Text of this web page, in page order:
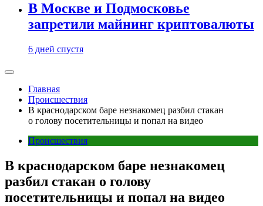
В Москве и Подмосковье
запретили майнинг криптовалюты
6 дней спустя
Главная
Происшествия
В краснодарском баре незнакомец разбил стакан
о голову посетительницы и попал на видео
Происшествия
В краснодарском баре незнакомец
разбил стакан о голову
посетительницы и попал на видео